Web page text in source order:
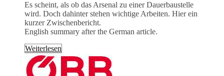
Es scheint, als ob das Arsenal zu einer Dauerbaustelle
wird. Doch dahinter stehen wichtige Arbeiten. Hier ein
kurzer Zwischenbericht.
English summary after the German article.
Weiterlesen